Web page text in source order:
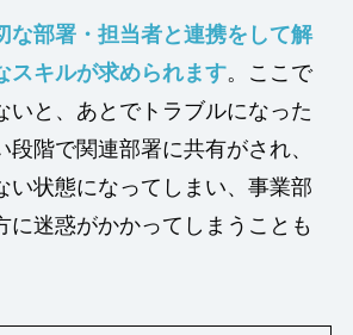
な部署・担当者と連携をして解
スキルが求められます。ここで
いと、あとでトラブルになった
段階で関連部署に共有がされ、
い状態になってしまい、事業部
に迷惑がかかってしまうことも